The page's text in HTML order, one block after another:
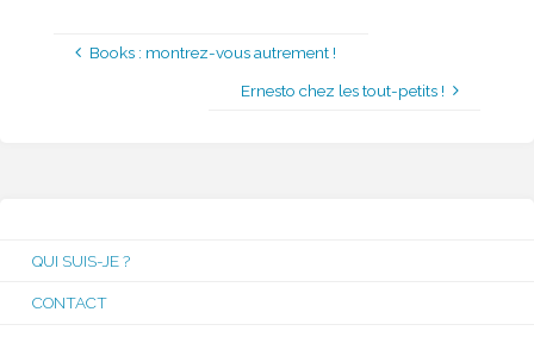
Books : montrez-vous autrement !
Ernesto chez les tout-petits !
QUI SUIS-JE ?
CONTACT